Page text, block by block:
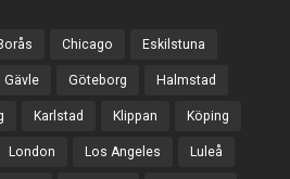
Chicago Eskilstuna
Gävle Göteborg Halmstad
Karlstad Klippan Köping
London Los Angeles Luleå